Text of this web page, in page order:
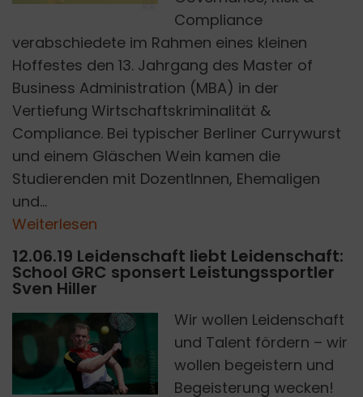
Compliance
verabschiedete im Rahmen eines kleinen
Hoffestes den 13. Jahrgang des Master of
Business Administration (MBA) in der
Vertiefung Wirtschaftskriminalität &
Compliance. Bei typischer Berliner Currywurst
und einem Gläschen Wein kamen die
Studierenden mit DozentInnen, Ehemaligen
und...
Weiterlesen
12.06.19 Leidenschaft liebt Leidenschaft:
School GRC sponsert Leistungssportler
Sven Hiller
SVEN HILLER
Wir wollen Leidenschaft
und Talent fördern – wir
wollen begeistern und
Begeisterung wecken!